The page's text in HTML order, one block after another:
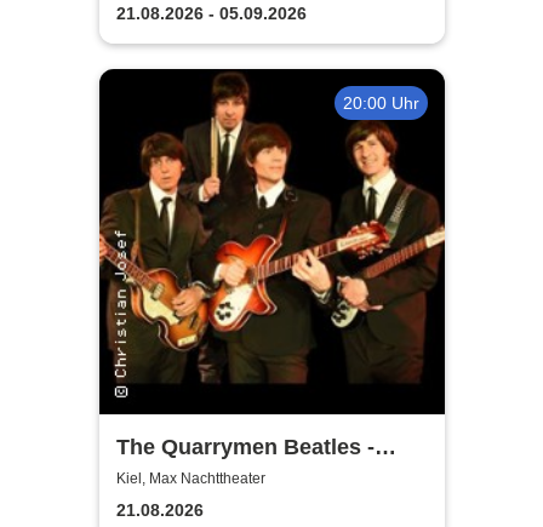
21.08.2026 - 05.09.2026
20:00 Uhr
The Quarrymen Beatles -
Beatlemania is back
Kiel, Max Nachttheater
21.08.2026